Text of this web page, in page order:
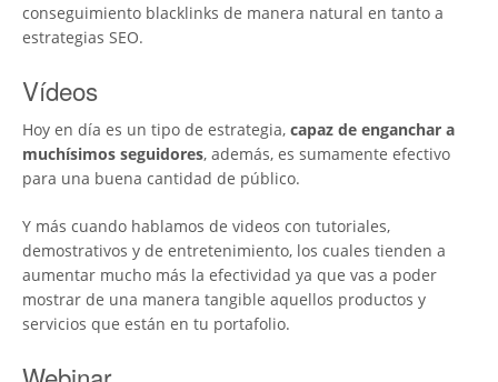
conseguimiento blacklinks de manera natural en tanto a
estrategias SEO.
Vídeos
Hoy en día es un tipo de estrategia, capaz de enganchar a
muchísimos seguidores, además, es sumamente efectivo
para una buena cantidad de público.
Y más cuando hablamos de videos con tutoriales,
demostrativos y de entretenimiento, los cuales tienden a
aumentar mucho más la efectividad ya que vas a poder
mostrar de una manera tangible aquellos productos y
servicios que están en tu portafolio.